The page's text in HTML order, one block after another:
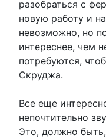
разобраться с
новую работу и
невозможно, но
интереснее, чем
потребуются,
Скруджа.
Все еще
непочтительно
Это, должно